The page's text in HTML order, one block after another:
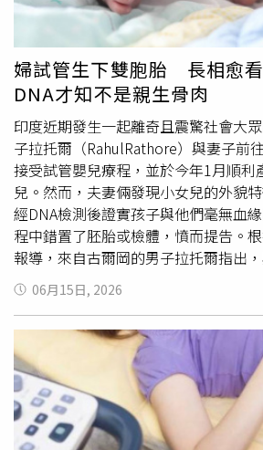
業者分析，事故屋雖然會影響市場接
幅度足夠，仍有一定客群願意承租。
續攀升，許多租屋族更在意實際居住成
事故屋市場逐漸出現新的接受族群。此
折價格迅速找到租客，也再度反映出在
往往比心理因素更具決定性。
痛苦、似乎沒有出路，您並不孤單；勇
的痛苦有人願意傾聽。請撥打1995、
1980。
舍、其他動物畜舍等病媒蚊高風險場所
免，應穿著淺色長袖衣褲，並於身體
可，含敵避（DEET）、派卡瑞丁（
（IR3535）成分的防蚊藥劑。疾管署
最有效的方法為接種日本腦炎疫苗，我
為出生滿15個月接種第1劑，間隔12
民眾應按時帶家中適齡幼兒至各地衛生
本腦炎疫苗，以避免因感染衍生嚴重後
風險的成人，可前往旅遊醫學門診評
苗；相關資訊可至疾管署網站或撥打
1922（或0800-001922）洽詢。花蓮
說，日本腦炎主要經由病媒蚊叮咬傳播
每年5月至10月為流行季，並以6、7
孳生於水稻田、灌溉溝渠、池塘及畜
祥強調，多數人感染後症狀不明顯，
痛、意識改變或抽搐等嚴重神經症狀，
後遺症或死亡，而按時完成疫苗接種
效的方法。
婦試管生下雙胞胎 長相愈
DNA才知不是親生骨肉
印度近期發生一起離奇且震驚社會大
子拉托爾（RahulRathore）與妻子前
接受試管嬰兒療程，並於今年1月順利
兒。然而，夫妻倆發現小女兒的外貌
經DNA檢測後證實孩子與他們毫無血
程中錯置了胚胎或檢體，憤而提告。
報導，來自古爾岡的男子拉托爾指出
（2025）年遵從婦產科醫師的建議，
相當有人氣的醫院做人工受孕；當時
集，還是後續的胚胎培養，各項醫療
且順利。拉托爾的妻子在2025年5月14
於今年初剖腹生下2名 女嬰。但隨著孩
名
女嬰的面貌卻顯現出印度東北部民
他們決定自費進行DNA鑑定，沒想到
有血緣關係。拉托爾與妻憤而對醫院
06月15日, 2026